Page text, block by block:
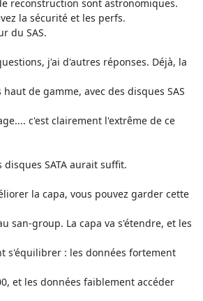
reconstruction sont astronomiques.
la sécurité et les perfs.
du SAS.
j'ai d'autres réponses. Déjà, la
de gamme, avec des disques SAS
c'est clairement l'extrême de ce
disques SATA aurait suffit.
la capa, vous pouvez garder cette
san-group. La capa va s'étendre, et les
s'équilibrer : les données fortement
et les données faiblement accéder